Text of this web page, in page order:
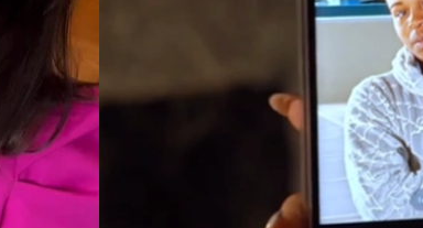
VER CASE COMPLETO